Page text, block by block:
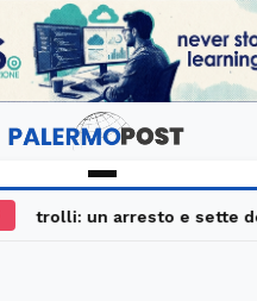
un arresto e sette